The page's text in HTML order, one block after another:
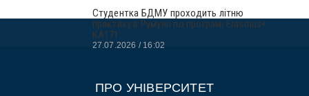
Студентка БДМУ проходить літню
практику в Румунії по програмі Erasmus+
KA171
27.07.2026 16:02
ПРО УНІВЕРСИТЕТ